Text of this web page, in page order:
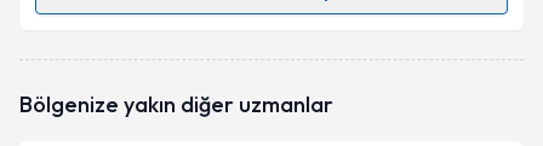
oluşturun. Size bu uzmandan randevu almanız için bir
Bölgenize yakın diğer uzmanlar